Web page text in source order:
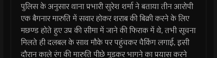
पुलिस के अनुसार थाना प्रभारी सुरेश शर्मा ने बताया तीन आरोपी
एक बैगनार मारुति में सवार होकर शराब की बिक्री करने के लिए
मछण्ड होते हुए उप्र की सीमा में जाने की फिराक में थे, तभी सूचना
मिलते ही दलबल के साथ मौके पर पहुंचकर चैकिंग लगाई, इसी
दौरान काले रंग की मारुति पीछे मुडकर भागने का प्रयास करने